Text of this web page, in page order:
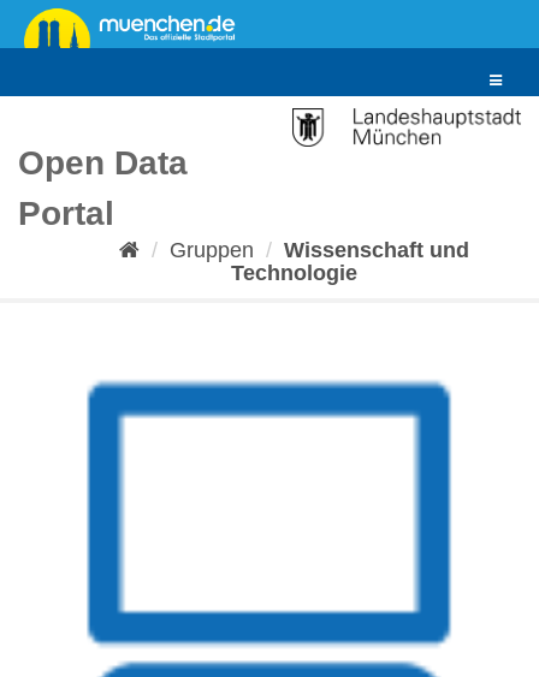
Überspringen
zum
Toggle
Open Data
Portal
Gruppen
Wissenschaft und
Technologie